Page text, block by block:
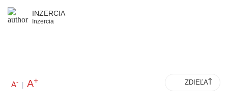
INZERCIA
Inzercia
A- | A+ ZDIEĽAŤ